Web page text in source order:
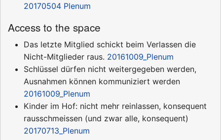
20170504 Plenum
Access to the space
Das letzte Mitglied schickt beim Verlassen die
Nicht-Mitglieder raus. 20161009_Plenum
Schlüssel dürfen nicht weitergegeben werden,
Ausnahmen können kommuniziert werden
20161009_Plenum
Kinder im Hof: nicht mehr reinlassen, konsequent
rausschmeissen (und zwar alle, konsequent)
20170713_Plenum